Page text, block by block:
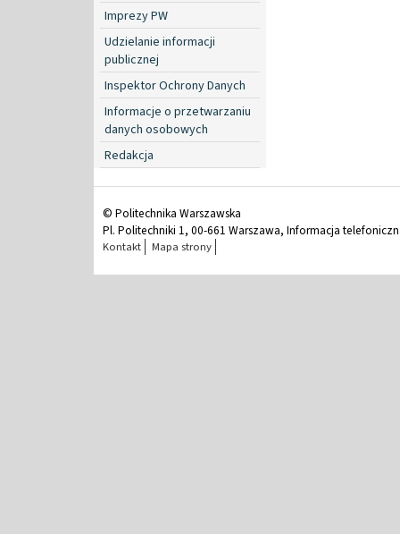
Imprezy PW
Udzielanie informacji
publicznej
Inspektor Ochrony Danych
Informacje o przetwarzaniu
danych osobowych
Redakcja
© Politechnika Warszawska
Pl. Politechniki 1, 00-661 Warszawa, Informacja
Kontakt Mapa strony